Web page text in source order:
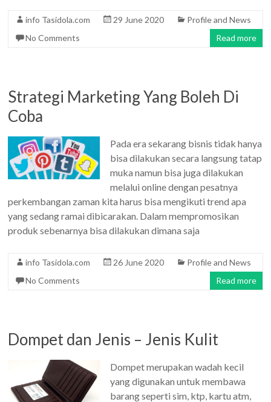
info Tasidola.com 29 June 2020
Profile and News
No Comments
Read more
Strategi Marketing Yang Boleh Di
Coba
Pada era sekarang bisnis tidak hanya
bisa dilakukan secara langsung tatap
muka namun bisa juga dilakukan
melalui online dengan pesatnya
perkembangan zaman kita harus bisa mengikuti trend apa
yang sedang ramai dibicarakan. Dalam mempromosikan
produk sebenarnya bisa dilakukan dimana saja
info Tasidola.com 26 June 2020
Profile and News
No Comments
Read more
Dompet dan Jenis – Jenis Kulit
Dompet merupakan wadah kecil
yang digunakan untuk membawa
barang seperti sim, ktp, kartu atm,